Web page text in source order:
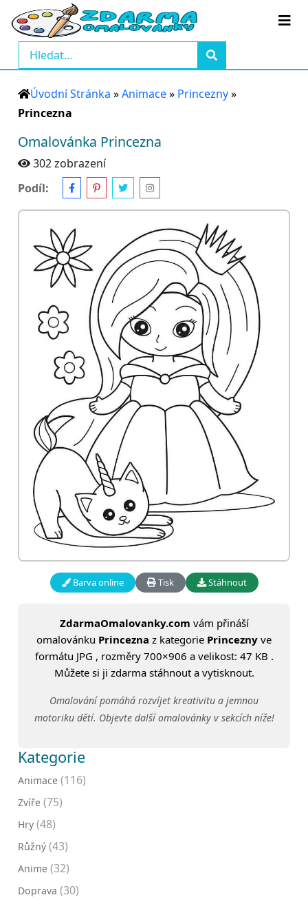
Úvodní Stránka »Animace» Princezny»
Princezna
Omalovánka Princezna
302 zobrazení
Podíl:
Barva online Tisk Stáhnout
ZdarmaOmalovanky.com vám přináší
omalovánku Princezna z kategorie Princezny ve
formátu JPG , rozměry 700×906 a velikost: 47 KB .
Můžete si ji zdarma stáhnout a vytisknout.
Omalování pomáhá rozvíjet kreativitu a jemnou
motoriku dětí. Objevte další omalovánky v sekcích níže!
Kategorie
Animace (116)
Zvíře (75)
Hry (48)
Růžný (43)
Anime (32)
Doprava (30)